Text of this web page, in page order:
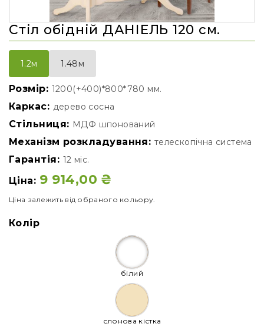
Стіл обідній ДАНІЕЛЬ 120 см.
1.2м 1.48м
Розмір: 1200(+400)*800*780 мм.
Каркас: дерево сосна
Стільниця: МДФ шпонований
Механізм розкладування: телескопічна система
Гарантія: 12 міс.
Ціна: 9 914,00 ₴
Ціна залежить від обраного кольору.
Колір
білий
слонова кістка